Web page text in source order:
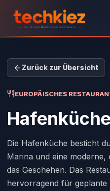
Zurück zur Übersicht
EUROPÄISCHES
Hafenküche
Die Hafenküche besticht
Marina und eine
das Geschehen. Das
hervorragend für geplante